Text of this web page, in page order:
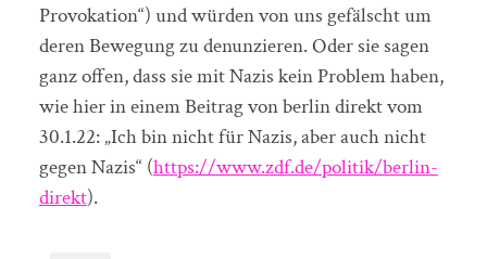
Provokation“) und würden von uns gefälscht um
deren Bewegung zu denunzieren. Oder sie sagen
ganz offen, dass sie mit Nazis kein Problem haben,
wie hier in einem Beitrag von berlin direkt vom
30.1.22: „Ich bin nicht für Nazis, aber auch nicht
gegen Nazis“ (https://www.zdf.de/politik/berlin-
direkt).